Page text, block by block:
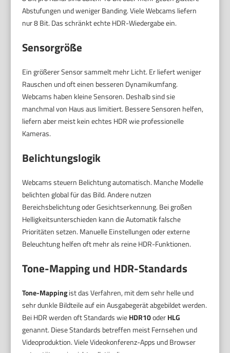
Abstufungen und weniger Banding. Viele Webcams liefern
nur 8 Bit. Das schränkt echte HDR-Wiedergabe ein.
Sensorgröße
Ein größerer Sensor sammelt mehr Licht. Er liefert weniger
Rauschen und oft einen besseren Dynamikumfang.
Webcams haben kleine Sensoren. Deshalb sind sie
manchmal von Haus aus limitiert. Bessere Sensoren helfen,
liefern aber meist kein echtes HDR wie professionelle
Kameras.
Belichtungslogik
Webcams steuern Belichtung automatisch. Manche Modelle
belichten global für das Bild. Andere nutzen
Bereichsbelichtung oder Gesichtserkennung. Bei großen
Helligkeitsunterschieden kann die Automatik falsche
Prioritäten setzen. Manuelle Einstellungen oder externe
Beleuchtung helfen oft mehr als reine HDR-Funktionen.
Tone-Mapping und HDR-Standards
Tone-Mappingist das Verfahren, mit dem sehr helle und
sehr dunkle Bildteile auf ein Ausgabegerät abgebildet werden.
Bei HDR werden oft Standards wieHDR10oderHLG
genannt. Diese Standards betreffen meist Fernsehen und
Videoproduktion. Viele Videokonferenz-Apps und Browser